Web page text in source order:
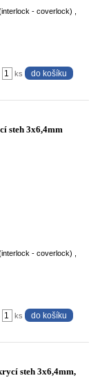
- coverlock) ,
ks
steh 3x6,4mm
- coverlock) ,
ks
steh 3x6,4mm,